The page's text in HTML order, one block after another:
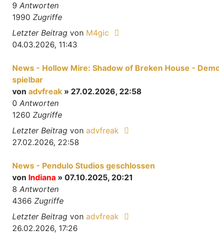
9 Antworten
1990 Zugriffe
Letzter Beitrag von M4gic
04.03.2026, 11:43
News - Hollow Mire: Shadow of Breken House -
spielbar
von advfreak » 27.02.2026, 22:58
0 Antworten
1260 Zugriffe
Letzter Beitrag von advfreak
27.02.2026, 22:58
News - Pendulo Studios geschlossen
von Indiana » 07.10.2025, 20:21
8 Antworten
4366 Zugriffe
Letzter Beitrag von advfreak
26.02.2026, 17:26